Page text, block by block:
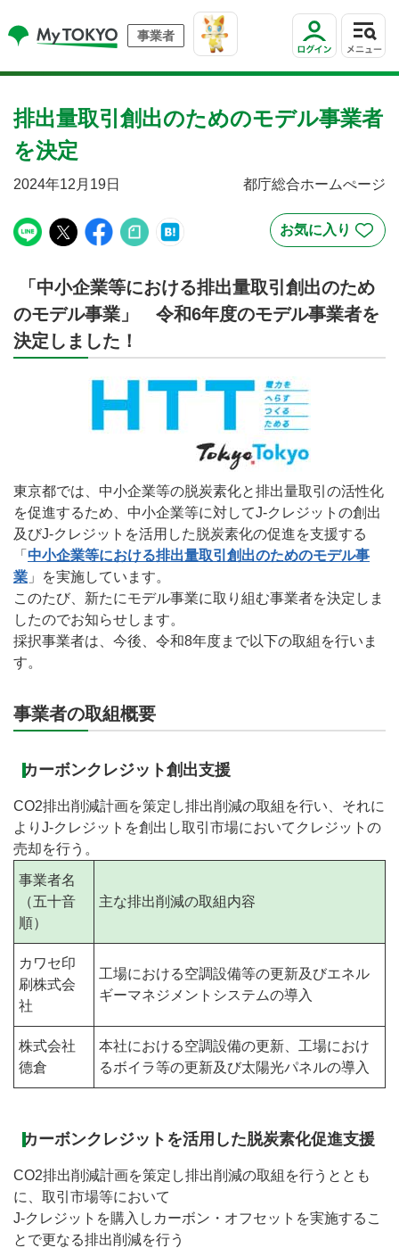
事業者
排出量取引創出のためのモデル事業者
を決定
2024年12月19日 都庁総合ホームぺージ
「中小企業等における排出量取引創出のため
のモデル事業」 令和6年度のモデル事業者を
決定しました！
東京都では、中小企業等の脱炭素化と排出量取引の活性化
を促進するため、中小企業等に対してJ-クレジットの創出
及びJ-クレジットを活用した脱炭素化の促進を支援する
「 中小企業等における排出量取引創出のためのモデル事
業 」を実施しています。
このたび、新たにモデル事業に取り組む事業者を決定しま
したのでお知らせします。
採択事業者は、今後、令和8年度まで以下の取組を行いま
す。
事業者の取組概要
カーボンクレジット創出支援
CO2排出削減計画を策定し排出削減の取組を行い、それに
よりJ-クレジットを創出し取引市場においてクレジットの
売却を行う。
事業者名
（五十音
順）
主な排出削減の取組内容
カワセ印
刷株式会
社
工場における空調設備等の更新及びエネル
ギーマネジメントシステムの導入
株式会社
德倉
本社における空調設備の更新、工場におけ
るボイラ等の更新及び太陽光パネルの導入
カーボンクレジットを活用した脱炭素化促進支援
CO2排出削減計画を策定し排出削減の取組を行うととも
に、取引市場等において
J-クレジットを購入しカーボン・オフセットを実施するこ
とで更なる排出削減を行う